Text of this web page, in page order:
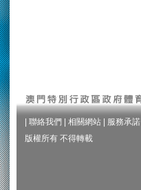
聯絡我們 相關網站 服務承諾
版權所有 不得轉載